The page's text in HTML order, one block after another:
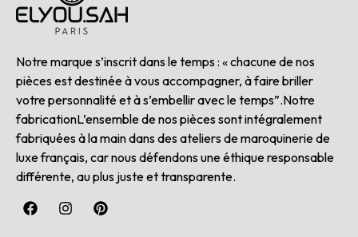
Notre marque s’inscrit dans le temps : « chacune de nos
pièces est destinée à vous accompagner, à faire briller
votre personnalité et à s’embellir avec le temps”.Notre
fabricationL’ensemble de nos pièces sont intégralement
fabriquées à la main dans des ateliers de maroquinerie de
luxe français, car nous défendons une éthique responsable
différente, au plus juste et transparente.